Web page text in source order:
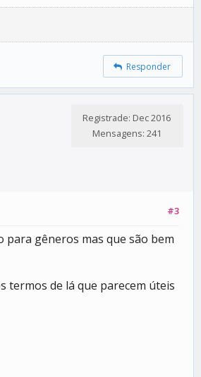
Responder
Registrade: Dec 2016
Mensagens: 241
#3
gêneros mas que são bem
termos de lá que parecem úteis